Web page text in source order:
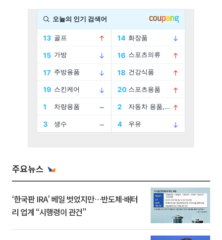
주요뉴스
‘한국판 IRA’ 베일 벗었지만…반도체·배터
리 업계 “시행령이 관건”